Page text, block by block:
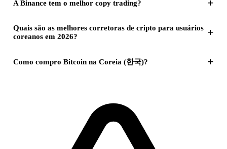
A Binance tem o melhor copy trading? +
Quais são as melhores corretoras de cripto para usuários
coreanos em 2026?
+
Como compro Bitcoin na Coreia (한국)? +